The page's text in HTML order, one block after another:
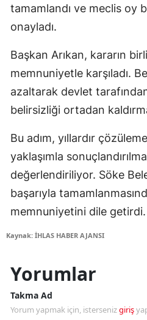
tamamlandı ve meclis oy
onayladı.
Başkan Arıkan, kararın
memnuniyetle karşıladı.
azaltarak devlet
belirsizliği ortadan
Bu adım, yıllardır
yaklaşımla
değerlendiriliyor. Söke
başarıyla
memnuniyetini dile getirdi.
Kaynak: İHLAS HABER AJANSI
Yorumlar
Takma Ad
Yorum yapmak için, istersenizgiriş